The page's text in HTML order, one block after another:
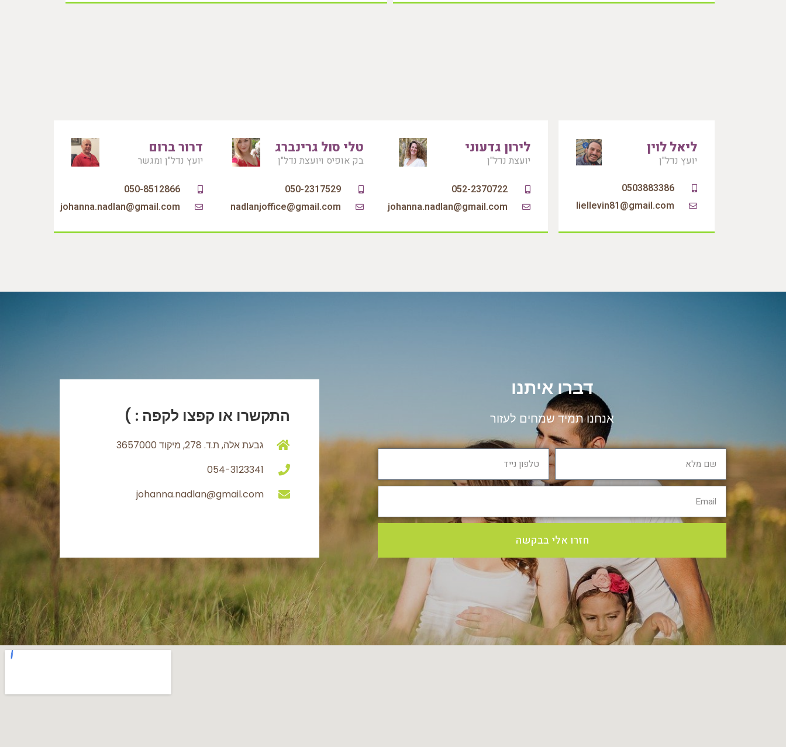
ליאל לוין
יועץ נדל"ן
0503883386
liellevin81@gmail.com
לירון גדעוני
יועצת נדל"ן
052-2370722
johanna.nadlan@gmail.com‏
טלי סול גרינברג
בק אופיס ויועצת נדל"ן
‏‪050-2317529‬‏
nadlanjoffice@gmail.com
דרור ברום
יועץ נדל"ן ומגשר
050-8512866
johanna.nadlan@gmail.com‏
דברו איתנו
אנחנו תמיד שמחים לעזור
חזרו אלי בבקשה
התקשרו או קפצו לקפה : )
גבעת אלה, ת.ד. 278, מיקוד 3657000
054-3123341
johanna.nadlan@gmail.com‏